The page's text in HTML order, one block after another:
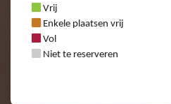
Vrij
Enkele plaatsen vrij
Vol
Niet te reserveren